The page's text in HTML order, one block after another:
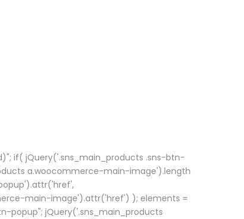
if( jQuery('.sns_main_products .sns-btn-
a.woocommerce-main-image').length
main-image').attr('href') ); elements =
popup"; jQuery('.sns_main_products